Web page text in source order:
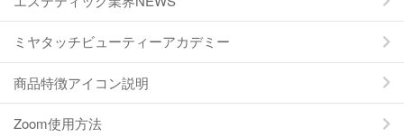
ミヤタッチビューティーアカデミー
商品特徴アイコン説明
Zoom使用方法